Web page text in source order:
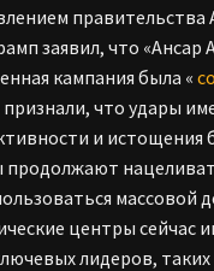
правительства
заявил, что
кампания была «
что удары
и
центры сейчас
лидеров,